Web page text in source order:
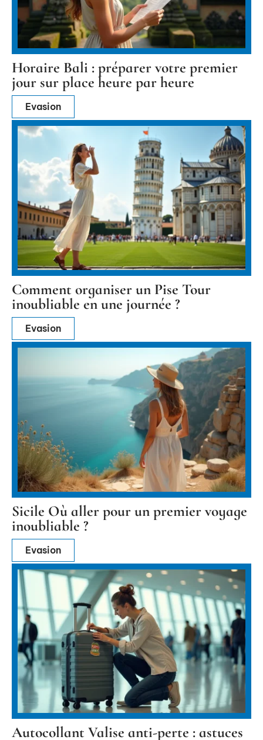
Horaire Bali : préparer votre premier
jour sur place heure par heure
Evasion
Comment organiser un Pise Tour
inoubliable en une journée ?
Evasion
Sicile Où aller pour un premier voyage
inoubliable ?
Evasion
Autocollant Valise anti-perte : astuces